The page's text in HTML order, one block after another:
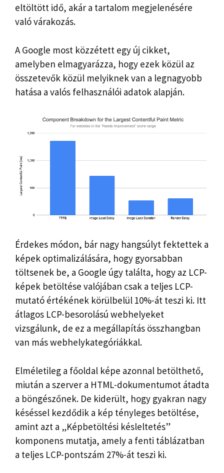
eltöltött idő, akár a tartalom megjelenésére
való várakozás.
A Google most közzétett egy új cikket,
amelyben elmagyarázza, hogy ezek közül az
összetevők közül melyiknek van a legnagyobb
hatása a valós felhasználói adatok alapján.
Érdekes módon, bár nagy hangsúlyt fektettek a
képek optimalizálására, hogy gyorsabban
töltsenek be, a Google úgy találta, hogy az LCP-
képek betöltése valójában csak a teljes LCP-
mutató értékének körülbelül 10%-át teszi ki. Itt
átlagos LCP-besorolású webhelyeket
vizsgálunk, de ez a megállapítás összhangban
van más webhelykategóriákkal.
Elméletileg a főoldal képe azonnal betölthető,
miután a szerver a HTML-dokumentumot átadta
a böngészőnek. De kiderült, hogy gyakran nagy
késéssel kezdődik a kép tényleges betöltése,
amint azt a „Képbetöltési késleltetés”
komponens mutatja, amely a fenti táblázatban
a teljes LCP-pontszám 27%-át teszi ki.